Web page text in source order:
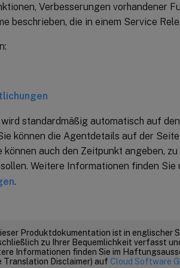
Verbesserungen vorhandener
beschrieben, die in einem Service
standardmäßig automatisch auf
können die Agentdetails auf der Seite
können auch den Zeitpunkt angeben,
Weitere Informationen finden Sie
.
Produktdokumentation ist in englischer
zu Ihrer Bequemlichkeit verfasst
Informationen finden Sie im
Translation Disclaimer) auf Cloud Software